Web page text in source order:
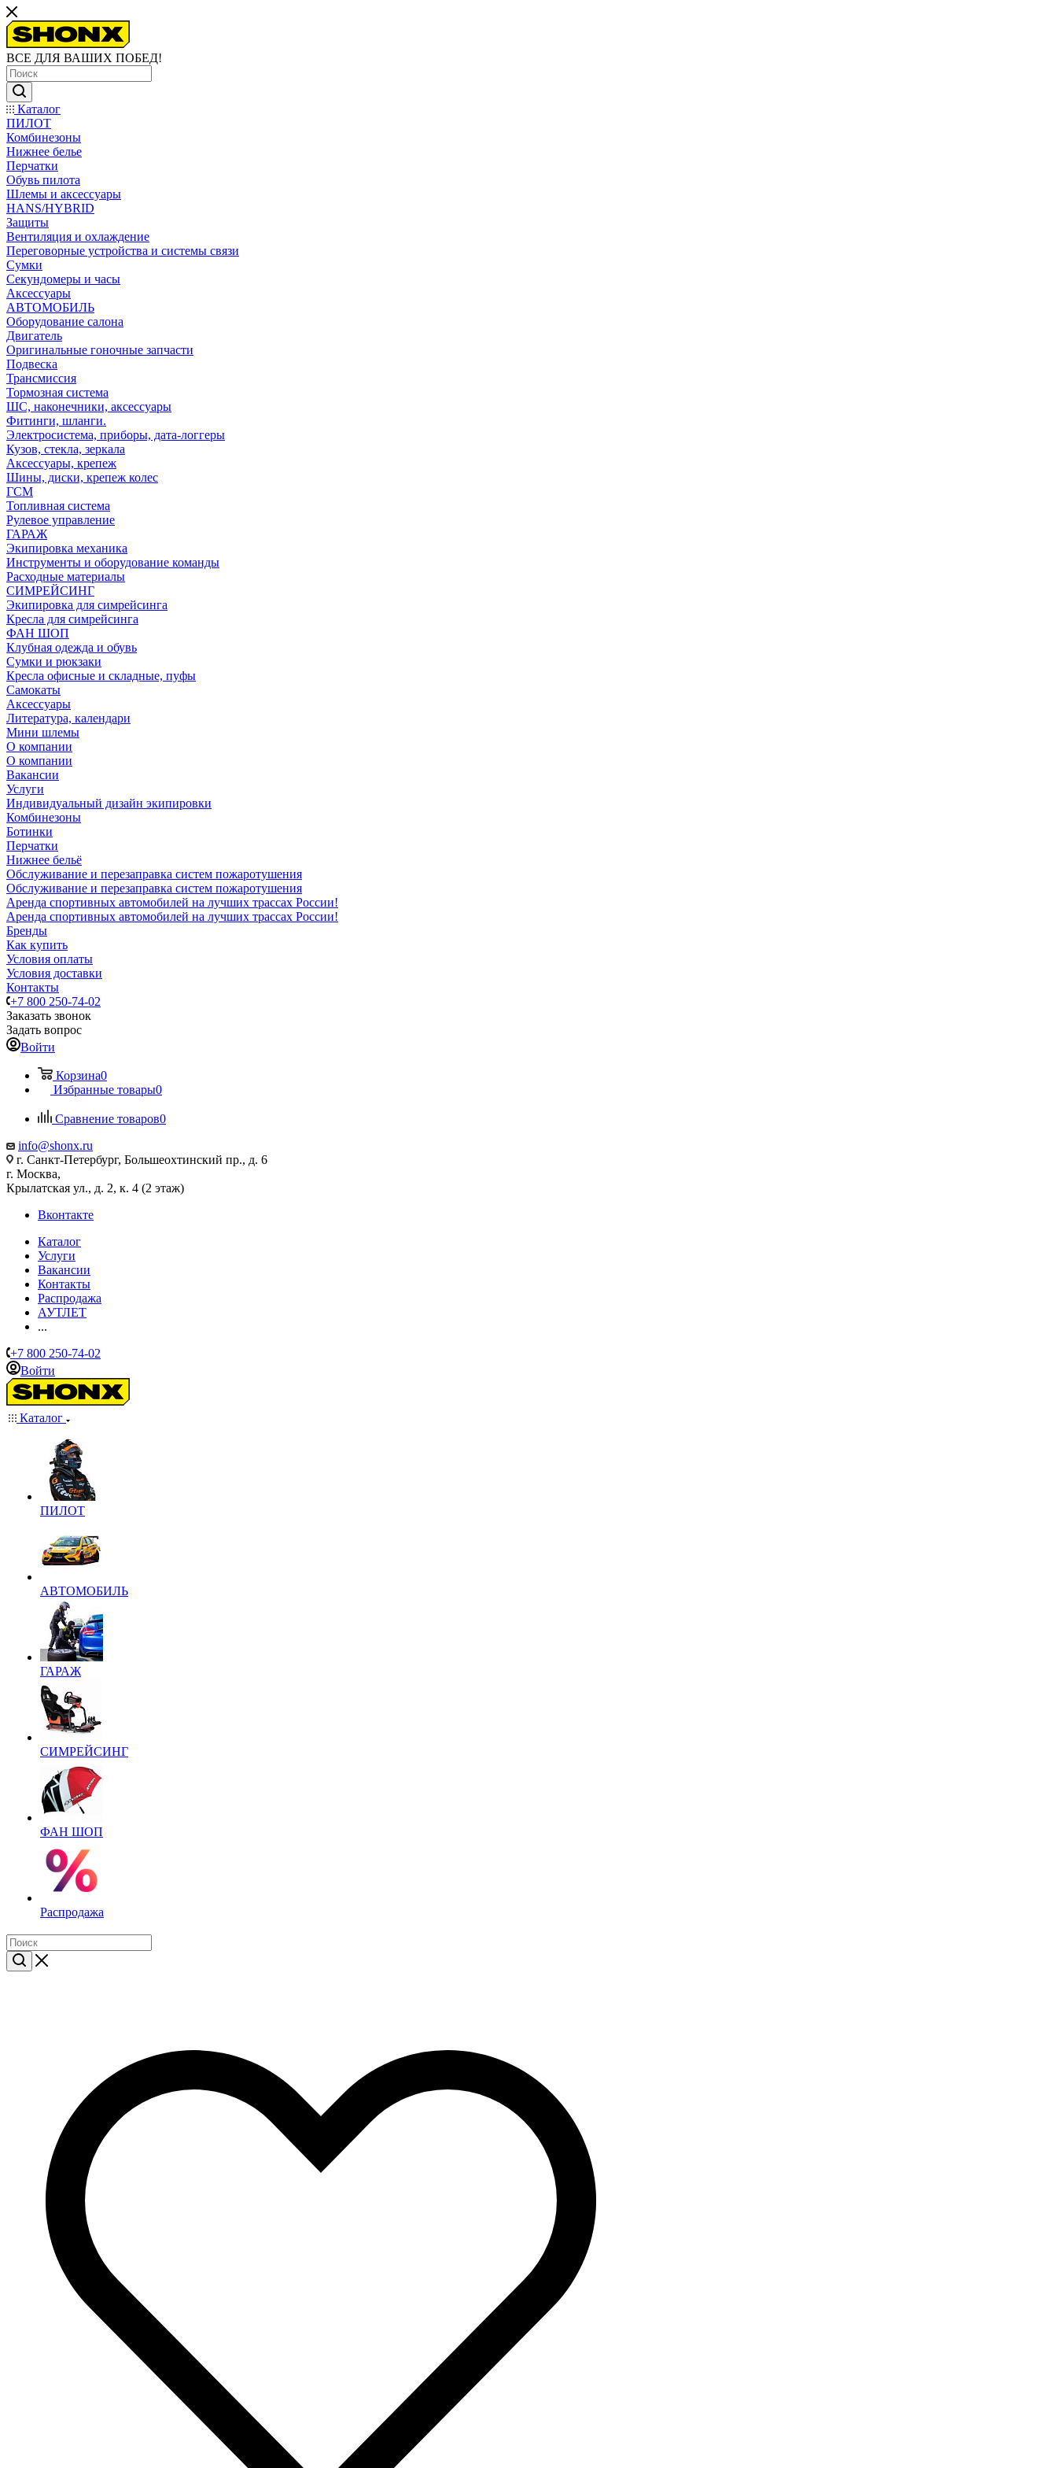
ВСЕ ДЛЯ ВАШИХ ПОБЕД!
Каталог
ПИЛОТ
Комбинезоны
Нижнее белье
Перчатки
Обувь пилота
Шлемы и аксессуары
HANS/HYBRID
Защиты
Вентиляция и охлаждение
Переговорные устройства и системы связи
Сумки
Секундомеры и часы
Аксессуары
АВТОМОБИЛЬ
Оборудование салона
Двигатель
Оригинальные гоночные запчасти
Подвеска
Трансмиссия
Тормозная система
ШС, наконечники, аксессуары
Фитинги, шланги.
Электросистема, приборы, дата-логгеры
Кузов, стекла, зеркала
Аксессуары, крепеж
Шины, диски, крепеж колес
ГСМ
Топливная система
Рулевое управление
ГАРАЖ
Экипировка механика
Инструменты и оборудование команды
Расходные материалы
СИМРЕЙСИНГ
Экипировка для симрейсинга
Кресла для симрейсинга
ФАН ШОП
Клубная одежда и обувь
Сумки и рюкзаки
Кресла офисные и складные, пуфы
Самокаты
Аксессуары
Литература, календари
Мини шлемы
О компании
О компании
Вакансии
Услуги
Индивидуальный дизайн экипировки
Комбинезоны
Ботинки
Перчатки
Нижнее бельё
Обслуживание и перезаправка систем пожаротушения
Обслуживание и перезаправка систем пожаротушения
Аренда спортивных автомобилей на лучших трассах России!
Аренда спортивных автомобилей на лучших трассах России!
Бренды
Как купить
Условия оплаты
Условия доставки
Контакты
+7 800 250-74-02
Заказать звонок
Задать вопрос
Войти
Корзина0
Избранные товары0
Сравнение товаров0
info@shonx.ru
г. Санкт-Петербург, Большеохтинский пр., д. 6
г. Москва,
Крылатская ул., д. 2, к. 4 (2 этаж)
Вконтакте
Каталог
Услуги
Вакансии
Контакты
Распродажа
АУТЛЕТ
...
+7 800 250-74-02
Войти
Каталог
ПИЛОТ
АВТОМОБИЛЬ
ГАРАЖ
СИМРЕЙСИНГ
ФАН ШОП
Распродажа